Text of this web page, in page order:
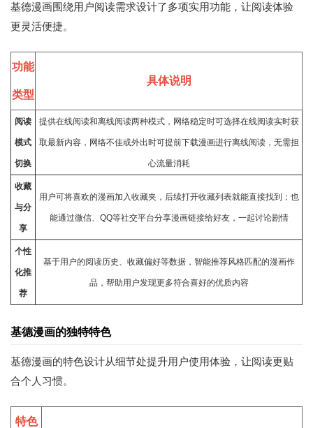
基德漫画围绕用户阅读需求设计了多项实用功能，让阅读体验
更灵活便捷。
功能
类型
具体说明
阅读
模式
切换
提供在线阅读和离线阅读两种模式，网络稳定时可选择在线阅读实时获
取最新内容，网络不佳或外出时可提前下载漫画进行离线阅读，无需担
心流量消耗
收藏
与分
享
用户可将喜欢的漫画加入收藏夹，后续打开收藏列表就能直接找到；也
能通过微信、QQ等社交平台分享漫画链接给好友，一起讨论剧情
个性
化推
荐
基于用户的阅读历史、收藏偏好等数据，智能推荐风格匹配的漫画作
品，帮助用户发现更多符合喜好的优质内容
基德漫画的独特特色
基德漫画的特色设计从细节处提升用户使用体验，让阅读更贴
合个人习惯。
特色